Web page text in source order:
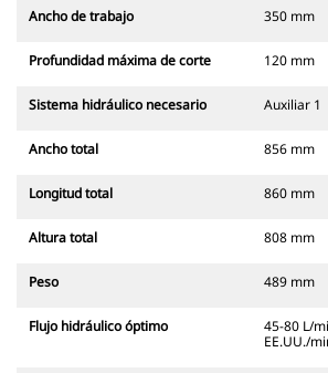
Ancho de trabajo 350 mm
Profundidad máxima de corte 120 mm
Sistema hidráulico necesario Auxiliar 1
Ancho total 856 mm
Longitud total 860 mm
Altura total 808 mm
Peso 489 mm
Flujo hidráulico óptimo
45-80 L/
EE.UU./